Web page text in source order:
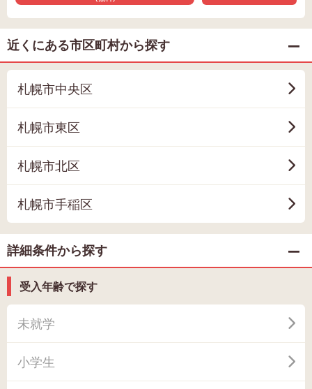
近くにある市区町村から探す
札幌市中央区
札幌市東区
札幌市北区
札幌市手稲区
詳細条件から探す
受入年齢で探す
未就学
小学生